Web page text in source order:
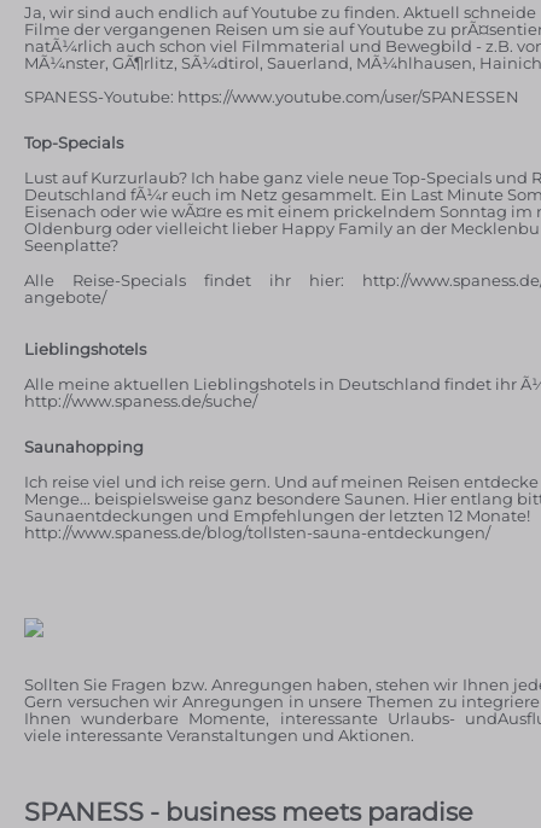
Ja, wir sind auch endlich auf Youtube zu finden. Aktuell schneide
Filme der vergangenen Reisen um sie auf Youtube zu
natÃ¼rlich auch schon viel Filmmaterial und Bewegbild - z.B.
MÃ¼nster, GÃ¶rlitz, SÃ¼dtirol, Sauerland, MÃ¼hlhausen,
SPANESS-Youtube: https://www.youtube.com/user/SPANESSEN
Top-Specials
Lust auf Kurzurlaub? Ich habe ganz viele neue Top-Specials und
Deutschland fÃ¼r euch im Netz gesammelt. Ein Last Minute
Eisenach oder wie wÃ¤re es mit einem prickelndem Sonntag im
Oldenburg oder vielleicht lieber Happy Family an der
Seenplatte?
Alle Reise-Specials findet ihr hier: http://www.spaness.de/
angebote/
Lieblingshotels
Alle meine aktuellen Lieblingshotels in Deutschland findet ihr
http://www.spaness.de/suche/
Saunahopping
Ich reise viel und ich reise gern. Und auf meinen Reisen
Menge... beispielsweise ganz besondere Saunen. Hier entlang
Saunaentdeckungen und Empfehlungen der letzten 12 Monate!
http://www.spaness.de/blog/tollsten-sauna-entdeckungen/
Sollten Sie Fragen bzw. Anregungen haben, stehen wir Ihnen
Gern versuchen wir Anregungen in unsere Themen zu
Ihnen wunderbare Momente, interessante Urlaubs-
viele interessante Veranstaltungen und Aktionen.
SPANESS - business meets paradise